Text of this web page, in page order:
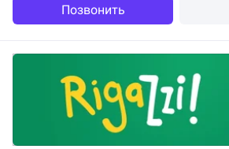
Позвонить